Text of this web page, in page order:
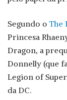
Segundo o The
Princesa
Dragon, a
Donnelly (que
Legion of
da DC.